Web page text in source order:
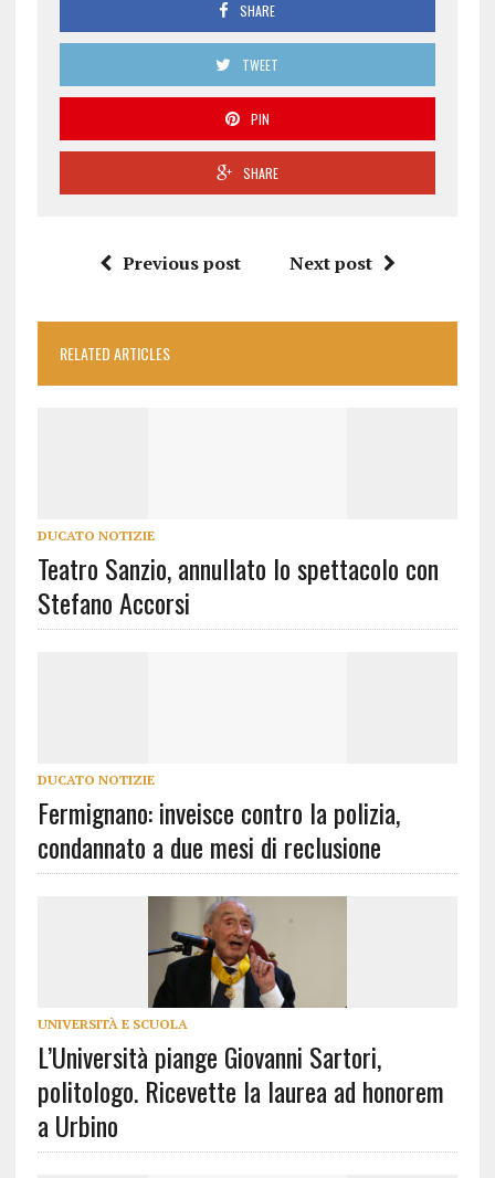
SHARE
TWEET
PIN
SHARE
Previous post Next post
RELATED ARTICLES
DUCATO NOTIZIE
Teatro Sanzio, annullato lo spettacolo con
Stefano Accorsi
DUCATO NOTIZIE
Fermignano: inveisce contro la polizia,
condannato a due mesi di reclusione
UNIVERSITÀ E SCUOLA
L’Università piange Giovanni Sartori,
politologo. Ricevette la laurea ad honorem
a Urbino